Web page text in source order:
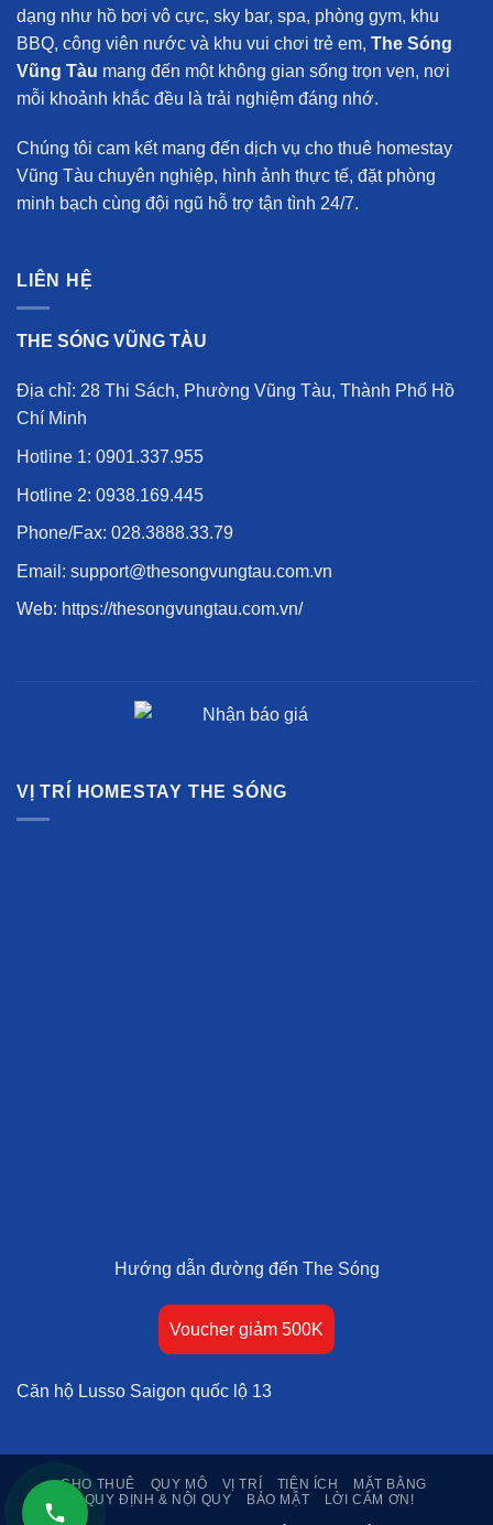
dạng như hồ bơi vô cực, sky bar, spa, phòng gym, khu
BBQ, công viên nước và khu vui chơi trẻ em, The Sóng
Vũng Tàu mang đến một không gian sống trọn vẹn, nơi
mỗi khoảnh khắc đều là trải nghiệm đáng nhớ.
Chúng tôi cam kết mang đến dịch vụ cho thuê homestay
Vũng Tàu chuyên nghiệp, hình ảnh thực tế, đặt phòng
minh bạch cùng đội ngũ hỗ trợ tận tình 24/7.
LIÊN HỆ
THE SÓNG VŨNG TÀU
Địa chỉ: 28 Thi Sách, Phường Vũng Tàu, Thành Phố Hồ
Chí Minh
Hotline 1: 0901.337.955
Hotline 2: 0938.169.445
Phone/Fax: 028.3888.33.79
Email: support@thesongvungtau.com.vn
Web: https://thesongvungtau.com.vn/
VỊ TRÍ HOMESTAY THE SÓNG
Hướng dẫn đường đến The Sóng
Voucher giảm 500K
Căn hộ Lusso Saigon quốc lộ 13
CHO THUÊ QUY MÔ VỊ TRÍ TIỆN ÍCH
MẶT BẰNG
QUY ĐỊNH & NỘI QUY
BẢO MẬT LỜI CẢM ƠN!